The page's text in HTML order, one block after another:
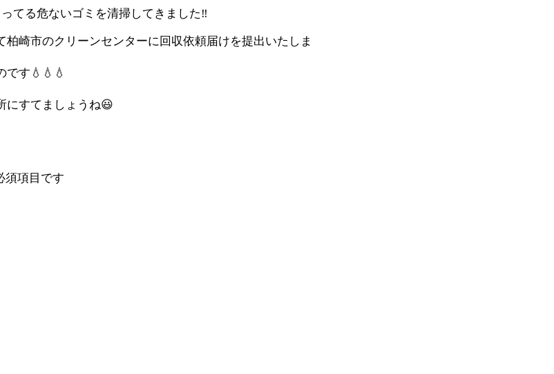
てる危ないゴミを清掃してきました‼️
崎市のクリーンセンターに回収依頼届けを提出いたしま
です💧💧💧
にすてましょうね😃
須項目です